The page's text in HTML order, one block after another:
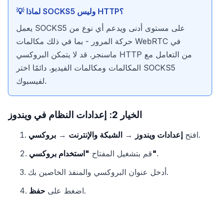
💡 لماذا SOCKS5 وليس HTTP؟
يعمل SOCKS5 على مستوى أدنى ويدعم أي نوع من
حركة المرور - بما في ذلك مكالمات WebRTC في
ماسنجر. قد لا يتمكن البروكسي HTTP من التعامل مع
المكالمات ومكالمات الفيديو. دائمًا اختر SOCKS5
لفيسبوك.
الخيار 2: إعدادات النظام في ويندوز
افتح إعدادات ويندوز → الشبكة والإنترنت → بروكسي
.
قم بتشغيل المفتاح"استخدام بروكسي".
أدخل عنوان البروكسي والمنفذ الخاصين بك.
اضغط على حفظ .